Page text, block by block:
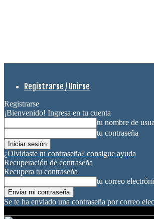
Registrarse / Unirse
Registrarse
¡Bienvenido! Ingresa en tu cuenta
tu nombre de
tu contraseña
¿Olvidaste tu contraseña? consigue ayuda
Recuperación de contraseña
Recupera tu contraseña
tu correo
Se te ha enviado una contraseña por correo